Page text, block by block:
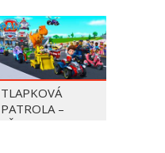
TLAPKOVÁ
PATROLA –
VŠETKY LABKY DO